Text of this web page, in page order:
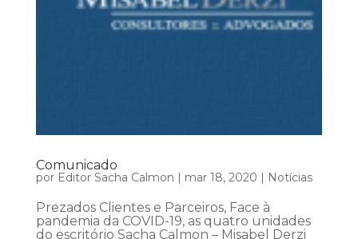
Comunicado
por Editor Sacha Calmon mar 18, 2020 Notícias
Prezados Clientes e Parceiros, Face à
pandemia da COVID-19, as quatro unidades
do escritório Sacha Calmon – Misabel Derzi